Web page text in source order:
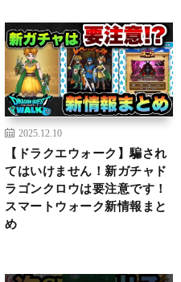
2025.12.10
【ドラクエウォーク】騙され
てはいけません！新ガチャド
ラゴンクロウは要注意です！
スマートウォーク新情報まと
め